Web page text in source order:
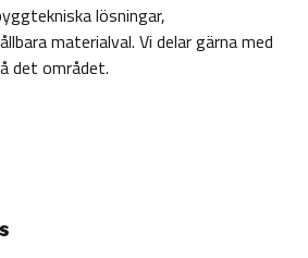
lösningar,
materialval. Vi delar gärna med
det området.